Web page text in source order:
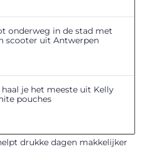
onderweg in de stad met
scooter uit Antwerpen
haal je het meeste uit Kelly
pouches
drukke dagen makkelijker